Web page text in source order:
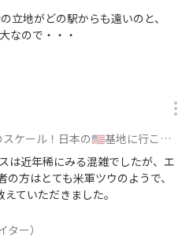
立地がどの駅からも遠いのと、
なので・・・
基地に行こう】横田基地日米友好祭 2026【今年で5年連続】に参加
は近年稀にみる混雑でしたが、エ
方はとても米軍ツウのようで、
ていただきました。
ター）